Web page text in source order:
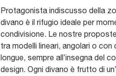
Protagonista indiscusso della
divano è il rifugio ideale per
condivisione. Le nostre
tra modelli lineari, angolari o con
longue, sempre all’insegna del
design. Ogni divano è frutto di